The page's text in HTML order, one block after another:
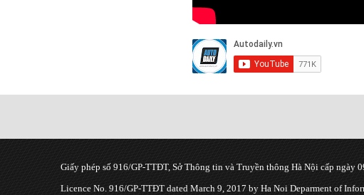
Giấy phép số 916/GP-TTĐT, Sở Thông tin và Truyền thông Hà Nội cấp ngày
Licence No. 916/GP-TTĐT dated March 9, 2017 by Ha Noi Deparment of